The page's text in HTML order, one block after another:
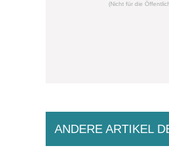
(Nicht für die
ANDERE ARTIKEL